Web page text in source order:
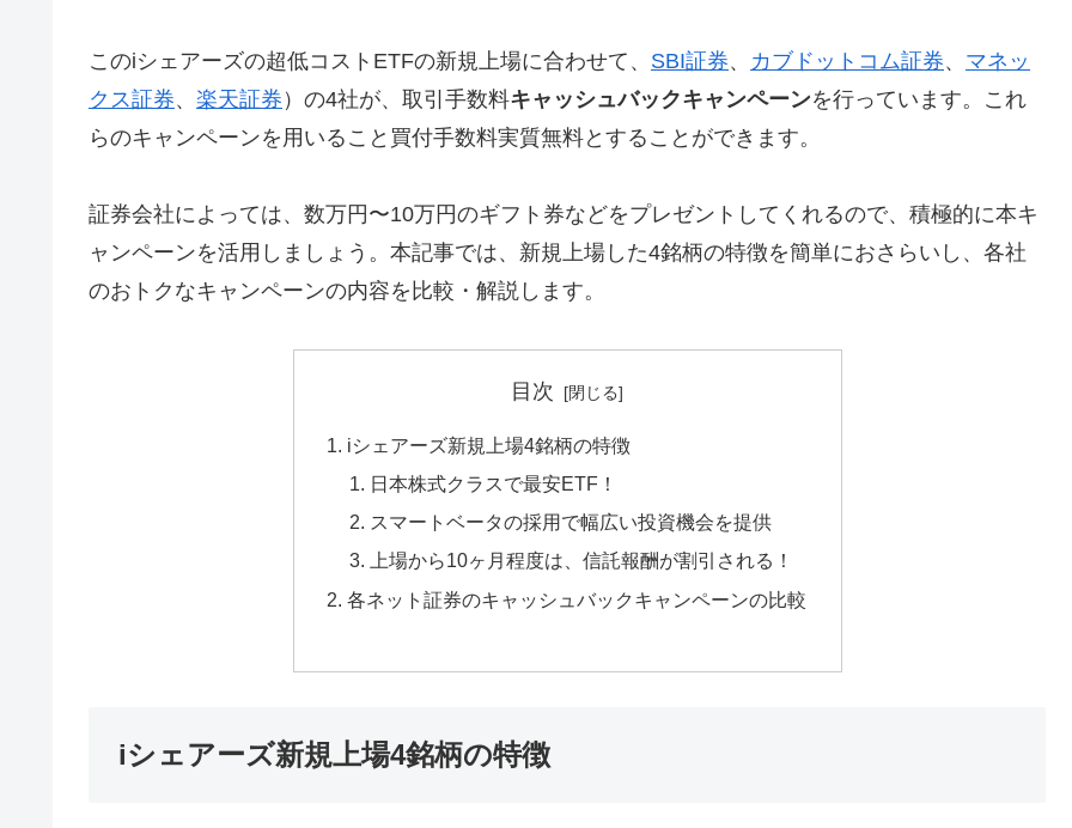
このiシェアーズの超低コストETFの新規上場に合わせて、 SBI証券、 カブドットコム証券、 マネッ
クス証券、 楽天証券 ）の4社が、取引手数料キャッシュバックキャンペーンを行っています。これ
らのキャンペーンを用いること買付手数料実質無料とすることができます。
証券会社によっては、数万円〜10万円のギフト券などをプレゼントしてくれるので、積極的に本キ
ャンペーンを活用しましょう。本記事では、新規上場した4銘柄の特徴を簡単におさらいし、各社
のおトクなキャンペーンの内容を比較・解説します。
目次
iシェアーズ新規上場4銘柄の特徴
日本株式クラスで最安ETF！
スマートベータの採用で幅広い投資機会を提供
上場から10ヶ月程度は、信託報酬が割引される！
各ネット証券のキャッシュバックキャンペーンの比較
iシェアーズ新規上場4銘柄の特徴